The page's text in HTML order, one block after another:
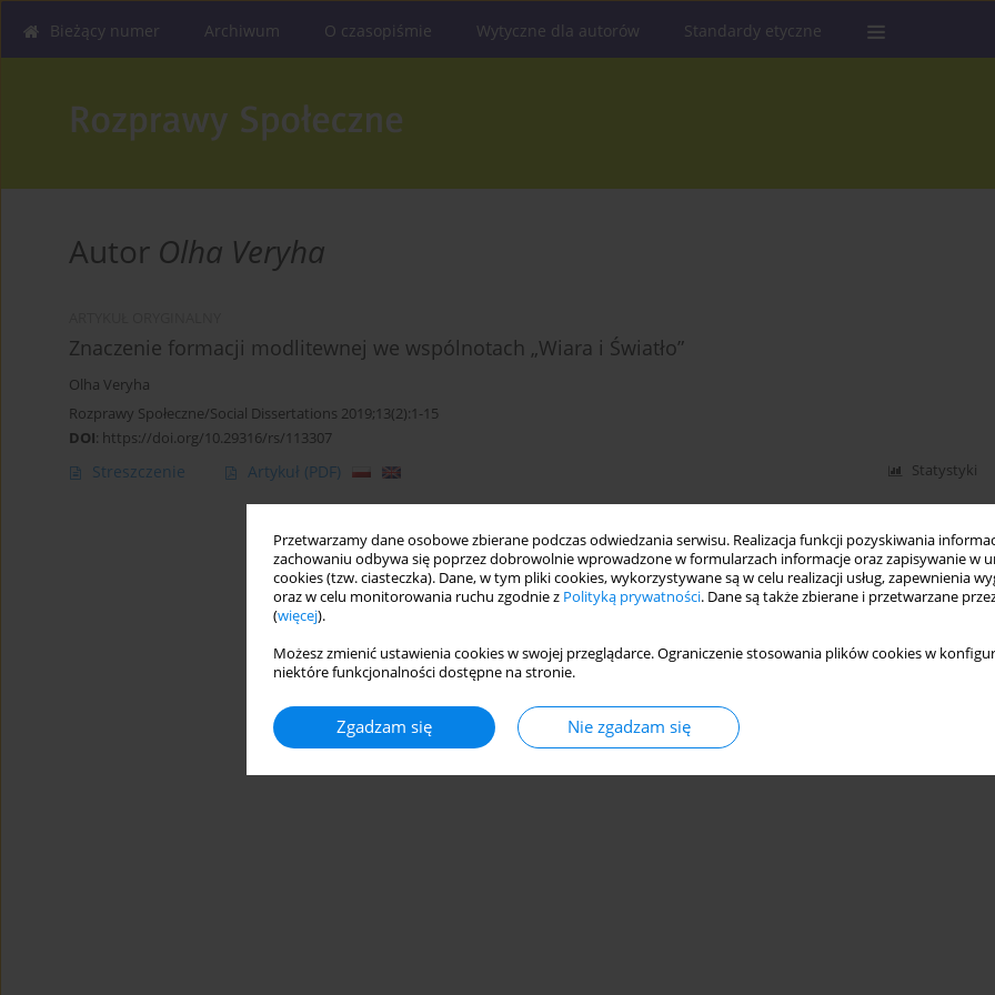
Przetwarzamy dane osobowe zbierane podczas odwiedzania serwisu. Realizacja funkcji pozyskiwania
zachowaniu odbywa się poprzez dobrowolnie wprowadzone w formularzach informacje oraz zapisywanie w
cookies (tzw. ciasteczka). Dane, w tym pliki cookies, wykorzystywane są w celu realizacji usług, zapewnienia
oraz w celu monitorowania ruchu zgodnie z Polityką prywatności. Dane są także zbierane i przetwarzane
(więcej).
Możesz zmienić ustawienia cookies w swojej przeglądarce. Ograniczenie stosowania plików cookies w
niektóre funkcjonalności dostępne na stronie.
Zgadzam się Nie zgadzam się
Bieżący numer Archiwum O czasopiśmie Wytyczne dla autorów Standardy etyczne
Autor Olha Veryha
Znaczenie formacji modlitewnej we wspólnotach „Wiara i Światło”
Olha Veryha
Rozprawy Społeczne/Social Dissertations 2019;13(2):1-15
DOI: https://doi.org/10.29316/rs/113307
Streszczenie Artykuł (PDF) Statystyki